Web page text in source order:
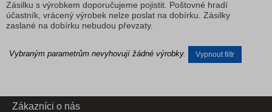
Zásilku s výrobkem doporučujeme pojistit. Poštovné hradí
účastník, vrácený výrobek nelze poslat na dobírku. Zásilky
zaslané na dobírku nebudou převzaty.
Vybraným parametrům nevyhovují žádné výrobky. Vypnout filtr
Zákazníci o nás